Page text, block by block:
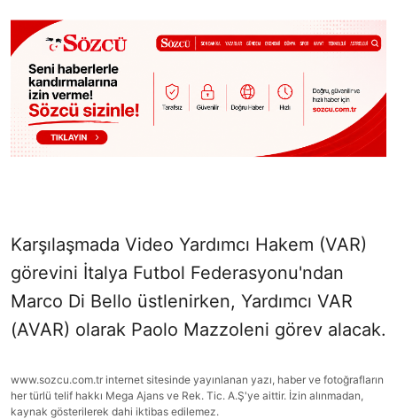
Karşılaşmada Video Yardımcı Hakem (VAR)
görevini İtalya Futbol Federasyonu'ndan
Marco Di Bello üstlenirken, Yardımcı VAR
(AVAR) olarak Paolo Mazzoleni görev alacak.
www.sozcu.com.tr internet sitesinde yayınlanan yazı, haber ve fotoğrafların
her türlü telif hakkı Mega Ajans ve Rek. Tic. A.Ş'ye aittir. İzin alınmadan,
kaynak gösterilerek dahi iktibas edilemez.